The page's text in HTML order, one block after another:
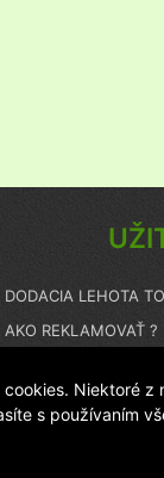
Niektoré z
s používaním
DODACIA LEHOTA
AKO REKLAMOVAŤ ?